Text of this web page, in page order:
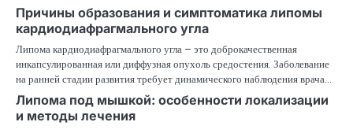
Причины образования и симптоматика липомы
кардиодиафрагмального угла
Липома кардиодиафрагмального угла – это доброкачественная
инкапсулированная или диффузная опухоль средостения. Заболевание
на ранней стадии развития требует динамического наблюдения врача…
Липома под мышкой: особенности локализации
и методы лечения